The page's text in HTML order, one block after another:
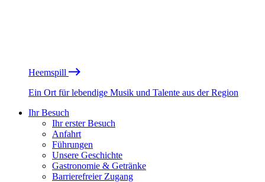
Heemspill
Ein Ort für lebendige Musik und Talente aus der Region
Ihr Besuch
Ihr erster Besuch
Anfahrt
Führungen
Unsere Geschichte
Gastronomie & Getränke
Barrierefreier Zugang